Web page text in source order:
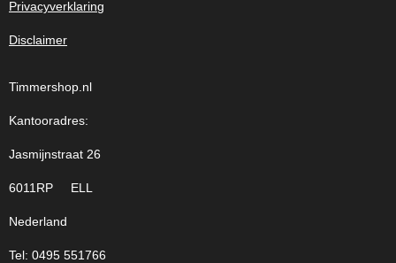
Privacyverklaring
Disclaimer
Timmershop.nl
Kantooradres:
Jasmijnstraat 26
6011RP ELL
Nederland
Tel: 0495 551766